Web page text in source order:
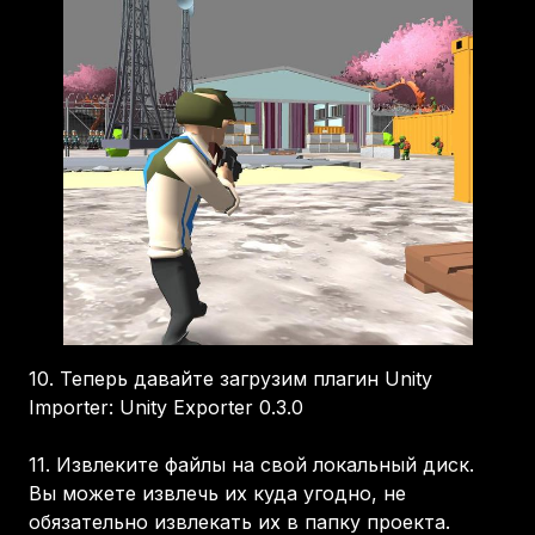
10. Теперь давайте загрузим плагин Unity
Importer: Unity Exporter 0.3.0
11. Извлеките файлы на свой локальный диск.
Вы можете извлечь их куда угодно, не
обязательно извлекать их в папку проекта.